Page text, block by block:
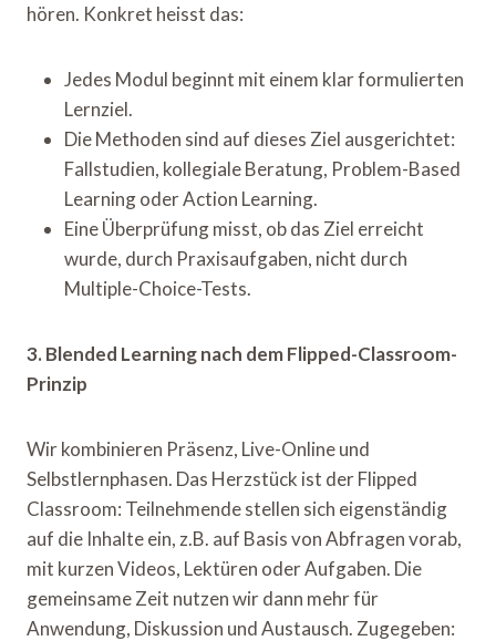
hören. Konkret heisst das:
Jedes Modul beginnt mit einem klar formulierten
Lernziel.
Die Methoden sind auf dieses Ziel ausgerichtet:
Fallstudien, kollegiale Beratung, Problem-Based
Learning oder Action Learning.
Eine Überprüfung misst, ob das Ziel erreicht
wurde, durch Praxisaufgaben, nicht durch
Multiple-Choice-Tests.
3. Blended Learning nach dem Flipped-Classroom-
Prinzip
Wir kombinieren Präsenz, Live-Online und
Selbstlernphasen. Das Herzstück ist der Flipped
Classroom: Teilnehmende stellen sich eigenständig
auf die Inhalte ein, z.B. auf Basis von Abfragen vorab,
mit kurzen Videos, Lektüren oder Aufgaben. Die
gemeinsame Zeit nutzen wir dann mehr für
Anwendung, Diskussion und Austausch. Zugegeben: